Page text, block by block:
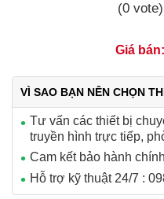
(0 vote)
Giá
VÌ SAO BẠN NÊN CHỌN
Tư vấn các thiết bị
truyền hình trực tiếp,
Cam kết bảo hành
Hỗ trợ kỹ thuật 24/7 :